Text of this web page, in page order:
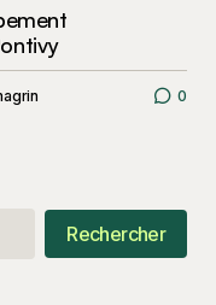
0
Rechercher